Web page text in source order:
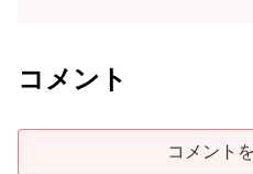
コメント
コメント